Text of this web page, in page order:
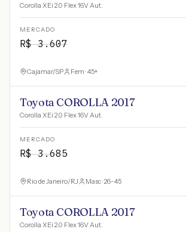
Corolla XEi 2.0 Flex 16V Aut.
MERCADO
R$3.607
Cajamar/SP Fem · 45+
Toyota COROLLA 2017
Corolla XEi 2.0 Flex 16V Aut.
MERCADO
R$3.685
Rio de Janeiro/RJ Masc · 26-45
Toyota COROLLA 2017
Corolla XEi 2.0 Flex 16V Aut.